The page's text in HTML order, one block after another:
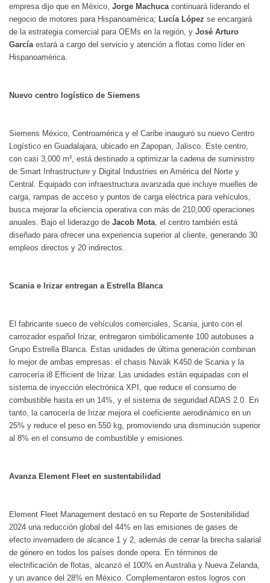
empresa dijo que en México, Jorge Machucacontinuará liderando el
negocio de motores para Hispanoamérica; Lucía López se encargará
de la estrategia comercial para OEMs en la región, y José Arturo
Garcíaestará a cargo del servicio y atención a flotas como líder en
Hispanoamérica.
Nuevo centro logístico de Siemens
Siemens México, Centroamérica y el Caribe inauguró su nuevo Centro
Logístico en Guadalajara, ubicado en Zapopan, Jalisco. Este centro,
con casi 3,000 m², está destinado a optimizar la cadena de suministro
de Smart Infrastructure y Digital Industries en América del Norte y
Central. Equipado con infraestructura avanzada que incluye muelles de
carga, rampas de acceso y puntos de carga eléctrica para vehículos,
busca mejorar la eficiencia operativa con más de 210,000 operaciones
anuales. Bajo el liderazgo de Jacob Mota, el centro también está
diseñado para ofrecer una experiencia superior al cliente, generando 30
empleos directos y 20 indirectos.
Scania e Irizar entregan a Estrella Blanca
El fabricante sueco de vehículos comerciales, Scania, junto con el
carrozador español Irizar, entregaron simbólicamente 100 autobuses a
Grupo Estrella Blanca. Estas unidades de última generación combinan
lo mejor de ambas empresas: el chasis Nuväk K450 de Scania y la
carrocería i8 Efficient de Irizar. Las unidades están equipadas con el
sistema de inyección electrónica XPI, que reduce el consumo de
combustible hasta en un 14%, y el sistema de seguridad ADAS 2.0. En
tanto, la carrocería de Irizar mejora el coeficiente aerodinámico en un
25% y reduce el peso en 550 kg, promoviendo una disminución superior
al 8% en el consumo de combustible y emisiones.
Avanza Element Fleet en sustentabilidad
Element Fleet Management destacó en su Reporte de Sostenibilidad
2024 una reducción global del 44% en las emisiones de gases de
efecto invernadero de alcance 1 y 2, además de cerrar la brecha salarial
de género en todos los países donde opera. En términos de
electrificación de flotas, alcanzó el 100% en Australia y Nueva Zelanda,
y un avance del 28% en México. Complementaron estos logros con